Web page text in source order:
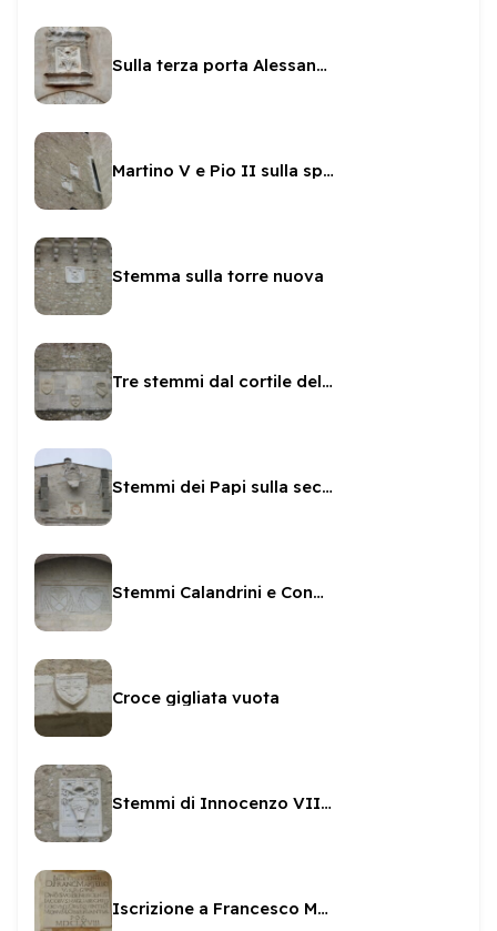
Sulla terza porta Alessandro VI e Sisto IV
Martino V e Pio II sulla spiritata
Stemma sulla torre nuova
Tre stemmi dal cortile delle armi a quello d'onore
Stemmi dei Papi sulla seconda porta della Rocca
Stemmi Calandrini e Condulmer sulla seconda porta della Rocca
Croce gigliata vuota
Stemmi di Innocenzo VIII e di Cristoforo Bordini
Iscrizione a Francesco Martelli